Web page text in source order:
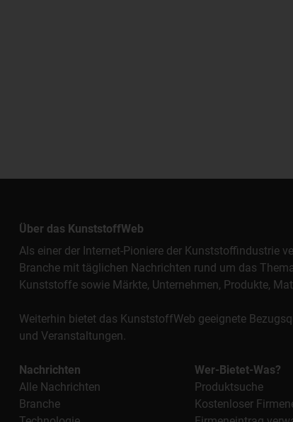
Über das KunststoffWeb
Als einer der Internet-Pioniere der Kunststoffindustrie
Branche mit täglichen Nachrichten rund um das
Kunststoffe sowie Märkte, Unternehmen, Produkte,
Weiterhin bietet das KunststoffWeb geeignete
und Veranstaltungen.
Nachrichten
Alle Nachrichten
Branche
Wer-Bietet-Was?
Produktsuche
Kostenloser